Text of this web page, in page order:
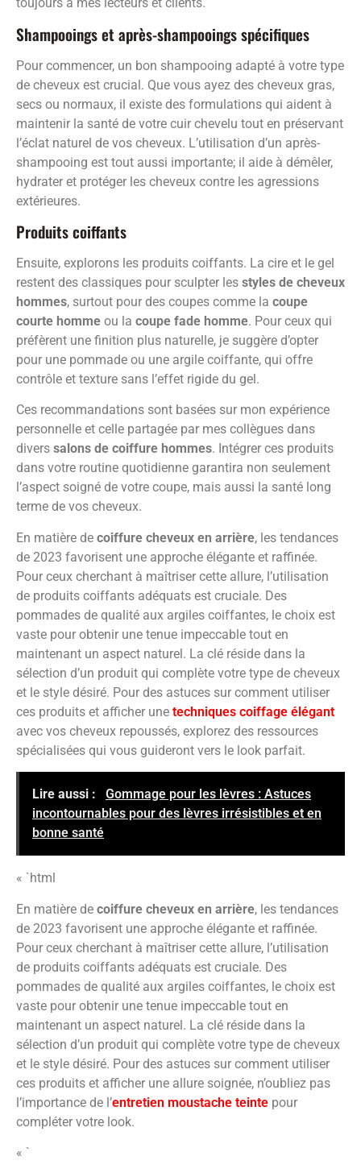
Shampooings et après-shampooings spécifiques
Pour commencer, un bon shampooing adapté à votre type
de cheveux est crucial. Que vous ayez des cheveux gras,
secs ou normaux, il existe des formulations qui aident à
maintenir la santé de votre cuir chevelu tout en préservant
l’éclat naturel de vos cheveux. L’utilisation d’un après-
shampooing est tout aussi importante; il aide à démêler,
hydrater et protéger les cheveux contre les agressions
extérieures.
Produits coiffants
Ensuite, explorons les produits coiffants. La cire et le gel
restent des classiques pour sculpter les styles de cheveux
hommes, surtout pour des coupes comme la coupe
courte homme ou la coupe fade homme. Pour ceux qui
préfèrent une finition plus naturelle, je suggère d’opter
pour une pommade ou une argile coiffante, qui offre
contrôle et texture sans l’effet rigide du gel.
Ces recommandations sont basées sur mon expérience
personnelle et celle partagée par mes collègues dans
divers salons de coiffure hommes. Intégrer ces produits
dans votre routine quotidienne garantira non seulement
l’aspect soigné de votre coupe, mais aussi la santé long
terme de vos cheveux.
En matière de coiffure cheveux en arrière, les tendances
de 2023 favorisent une approche élégante et raffinée.
Pour ceux cherchant à maîtriser cette allure, l’utilisation
de produits coiffants adéquats est cruciale. Des
pommades de qualité aux argiles coiffantes, le choix est
vaste pour obtenir une tenue impeccable tout en
maintenant un aspect naturel. La clé réside dans la
sélection d’un produit qui complète votre type de cheveux
et le style désiré. Pour des astuces sur comment utiliser
ces produits et afficher une techniques coiffage élégant
avec vos cheveux repoussés, explorez des ressources
spécialisées qui vous guideront vers le look parfait.
Lire aussi :
Gommage pour les lèvres : Astuces
incontournables pour des lèvres irrésistibles et en
bonne santé
« `html
En matière de coiffure cheveux en arrière, les tendances
de 2023 favorisent une approche élégante et raffinée.
Pour ceux cherchant à maîtriser cette allure, l’utilisation
de produits coiffants adéquats est cruciale. Des
pommades de qualité aux argiles coiffantes, le choix est
vaste pour obtenir une tenue impeccable tout en
maintenant un aspect naturel. La clé réside dans la
sélection d’un produit qui complète votre type de cheveux
et le style désiré. Pour des astuces sur comment utiliser
ces produits et afficher une allure soignée, n’oubliez pas
l’importance de l’entretien moustache teinte pour
compléter votre look.
« `